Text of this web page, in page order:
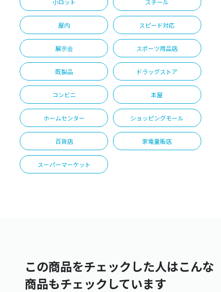
小ロット スチール
屋内 スピード対応
展示会 スポーツ用品店
既製品 ドラッグストア
コンビニ 本屋
ホームセンター ショッピングモール
百貨店 家電量販店
スーパーマーケット
この商品をチェックした人はこんな
商品もチェックしています